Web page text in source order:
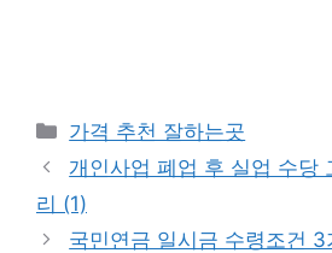
카
테
고
리
가격 추천 잘하는곳
개인사업 폐업 후 실업 수당
리 (1)
국민연금 일시금 수령조건